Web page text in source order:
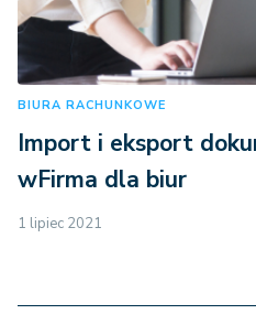
BIURA RACHUNKOWE
Import i eksport
wFirma dla biur
1 lipiec 2021